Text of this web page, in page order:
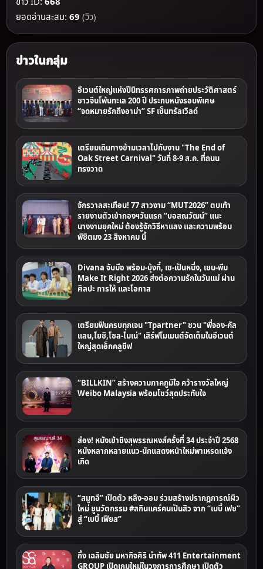
ยอดอ่านสะสม: 69 (วิว)
ข่าวในกลุ่ม
อีเวนต์ใหญ่แห่งปีนิทรรศการภาพถ่ายประวัติศาสตร์
ชาวจีนโพ้นทะเล 200 ปี ประกบหนังรอบพิเศษ
“จดหมายรักถึงอาม่า” SF เซ็นทรัลเวิลด์
เตรียมเดินทางข้ามเวลาไปกับงาน "The End of
Oak Street Carnival" วันที่ 8-9 ส.ค. ที่ถนน
ทรงวาด
จักรวาลสะเทือน! 77 สาวงาม “MUT2026” ตบเท้า
รายงานตัวเข้ากองฯวันแรก “บอสณวัฒน์” แนะ
นางงามยุคใหม่ ต้องรู้จักวิธีหาแสง และความพร้อม
พิชิตมง 23 สิงหาคม นี้
Divana จับมือ พร้อม-บุ้งกี๋, เช-เป็นหนึ่ง, เชน-พีม
Make It Right 2026 ส่งต่อความรักในวันแม่ ผ่าน
ศิลปะ การให้ และโอกาส
เตรียมฟินครบทุกเจน "Tpartner" ชวน "พี่จอง-คัล
แลน,โยชิ,โซล-โมเน่" เสิร์ฟโมเมนต์จัดเต็มในอีเวนต์
ใหญ่สุดเอ็กคลูชีฟ
“BILLKIN” สร้างความภาคภูมิใจ คว้ารางวัลใหญ่
Weibo Malaysia พร้อมโชว์สุดประทับใจ
ส่อง! หนังเข้าชิงสุพรรณหงส์ครั้งที่ 34 ประจำปี 2568
หนังหลากหลายแนว-นักแสดงหน้าใหม่พาเหรดแจ้ง
เกิด
“สมูทอี” เปิดตัว หลิง-ออม ร่วมสร้างปรากฎการณ์ผิว
ใหม่ ชูนวัตกรรม #สกินแคร์คนเป็นสิว จาก “เบบี้ เฟซ”
สู่ “เบบี้ เฟียส”
กึ้ง เฉลิมชัย มหากิจศิริ นำทัพ 411 Entertainment
GROUP เปิดเกมใหม่ในวงการการศึกษา เปิดตัว